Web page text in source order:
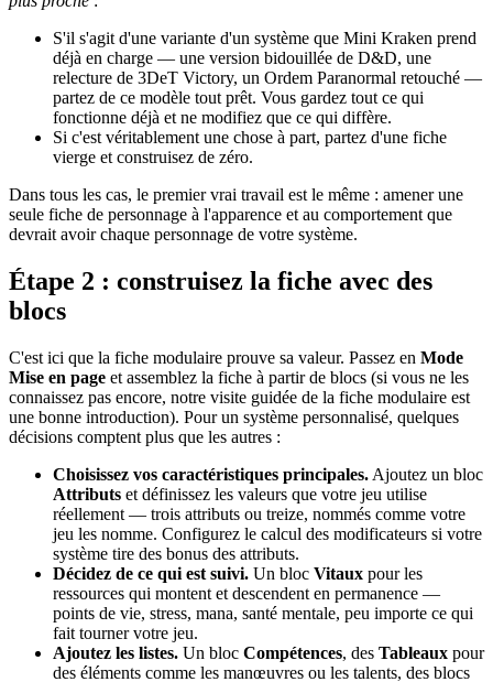
S'il s'agit d'une variante d'un système que Mini Kraken prend
déjà en charge — une version bidouillée de D&D, une
relecture de 3DeT Victory, un Ordem Paranormal retouché —
partez de ce modèle tout prêt. Vous gardez tout ce qui
fonctionne déjà et ne modifiez que ce qui diffère.
Si c'est véritablement une chose à part, partez d'une fiche
vierge et construisez de zéro.
Dans tous les cas, le premier vrai travail est le même : amener une
seule fiche de personnage à l'apparence et au comportement que
devrait avoir chaque personnage de votre système.
Étape 2 : construisez la fiche avec des
blocs
C'est ici que la fiche modulaire prouve sa valeur. Passez en Mode
Mise en page et assemblez la fiche à partir de blocs (si vous ne les
connaissez pas encore, notre visite guidée de la fiche modulaire est
une bonne introduction). Pour un système personnalisé, quelques
décisions comptent plus que les autres :
Choisissez vos caractéristiques principales. Ajoutez un bloc
Attributs et définissez les valeurs que votre jeu utilise
réellement — trois attributs ou treize, nommés comme votre
jeu les nomme. Configurez le calcul des modificateurs si votre
système tire des bonus des attributs.
Décidez de ce qui est suivi. Un bloc Vitaux pour les
ressources qui montent et descendent en permanence —
points de vie, stress, mana, santé mentale, peu importe ce qui
fait tourner votre jeu.
Ajoutez les listes. Un bloc Compétences, des Tableaux pour
des éléments comme les manœuvres ou les talents, des blocs